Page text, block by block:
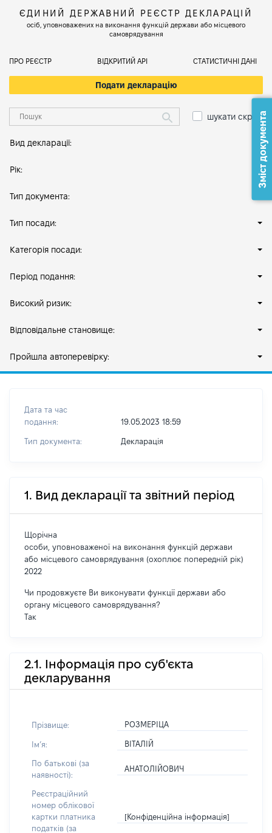
ЄДИНИЙ ДЕРЖАВНИЙ РЕЄСТР ДЕКЛАРАЦІЙ
осіб, уповноважених на виконання функцій держави або місцевого
самоврядування
ПРО РЕЄСТР ВІДКРИТИЙ АРІ СТАТИСТИЧНІ ДАНІ
Подати декларацію
шукати скрізь
Вид декларації:
Рік:
Тип документа:
Тип посади:
Категорія посади:
Період подання:
Високий ризик:
Відповідальне становище:
Пройшла автоперевірку:
Дата та час
подання:
19.05.2023 18:59
Тип документа: Декларація
1. Вид декларації та звітний період
Щорічна
особи, уповноваженої на виконання функцій держави
або місцевого самоврядування (охоплює попередній рік)
2022
Чи продовжуєте Ви виконувати функції держави або
органу місцевого самоврядування?
Так
2.1. Інформація про суб'єкта
декларування
Прізвище: РОЗМЕРІЦА
Імʼя: ВІТАЛІЙ
По батькові (за
наявності):
АНАТОЛІЙОВИЧ
Реєстраційний
номер облікової
картки платника
податків (за
[Конфіденційна інформація]
Зміст документа